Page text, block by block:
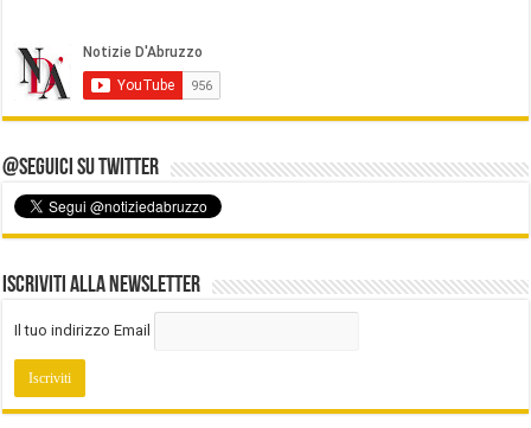
@Seguici su Twitter
Iscriviti alla Newsletter
Il tuo indirizzo Email